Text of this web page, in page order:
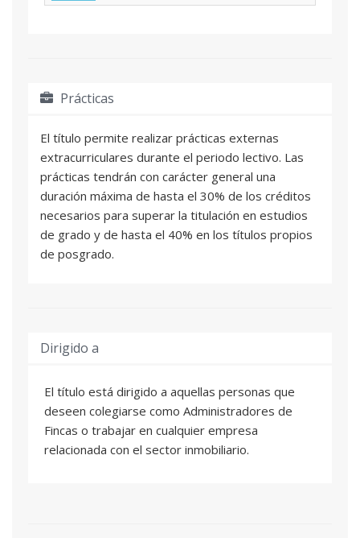
Prácticas
El título permite realizar prácticas externas
extracurriculares durante el periodo lectivo. Las
prácticas tendrán con carácter general una
duración máxima de hasta el 30% de los créditos
necesarios para superar la titulación en estudios
de grado y de hasta el 40% en los títulos propios
de posgrado.
Dirigido a
El título está dirigido a aquellas personas que
deseen colegiarse como Administradores de
Fincas o trabajar en cualquier empresa
relacionada con el sector inmobiliario.